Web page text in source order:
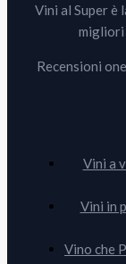
Vini al Super è
migliori
Recensioni
Vini a
Vini in
Vino che